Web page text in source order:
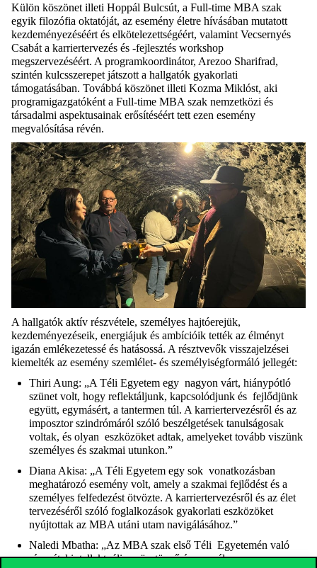
Külön köszönet illeti Hoppál Bulcsút, a Full-time MBA szak
egyik filozófia oktatóját, az esemény életre hívásában mutatott
kezdeményezéséért és elkötelezettségéért, valamint Vecsernyés
Csabát a karriertervezés és -fejlesztés workshop
megszervezéséért. A programkoordinátor, Arezoo Sharifrad,
szintén kulcsszerepet játszott a hallgatók gyakorlati
támogatásában. Továbbá köszönet illeti Kozma Miklóst, aki
programigazgatóként a Full-time MBA szak nemzetközi és
társadalmi aspektusainak erősítéséért tett ezen esemény
megvalósítása révén.
A hallgatók aktív részvétele, személyes hajtóerejük,
kezdeményezéseik, energiájuk és ambícióik tették az élményt
igazán emlékezetessé és hatásossá. A résztvevők visszajelzései
kiemelték az esemény szemlélet- és személyiségformáló jellegét:
Thiri Aung: „A Téli Egyetem egy nagyon várt, hiánypótló
szünet volt, hogy reflektáljunk, kapcsolódjunk és fejlődjünk
együtt, egymásért, a tantermen túl. A karriertervezésről és az
imposztor szindrómáról szóló beszélgetések tanulságosak
voltak, és olyan eszközöket adtak, amelyeket tovább viszünk
személyes és szakmai utunkon.”
Diana Akisa: „A Téli Egyetem egy sok vonatkozásban
meghatározó esemény volt, amely a szakmai fejlődést és a
személyes felfedezést ötvözte. A karriertervezésről és az élet
tervezéséről szóló foglalkozások gyakorlati eszközöket
nyújtottak az MBA utáni utam navigálásához.”
Naledi Mbatha: „Az MBA szak első Téli Egyetemén való
részvétel intellektuálisan ösztönző és személyes